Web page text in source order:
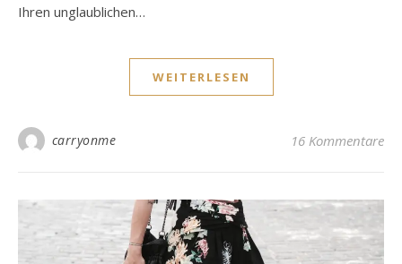
Ihren unglaublichen…
WEITERLESEN
carryonme 16 Kommentare